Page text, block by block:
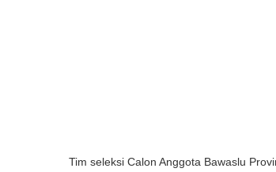
Tim seleksi Calon Anggota Bawaslu